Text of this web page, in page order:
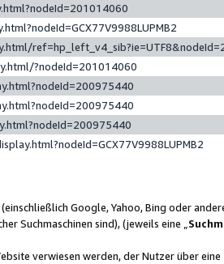
?nodeId=201014060
Google, Yahoo, Bing oder
Suchmaschinen sind), (jeweils eine „
verwiesen werden, der Nutzer über